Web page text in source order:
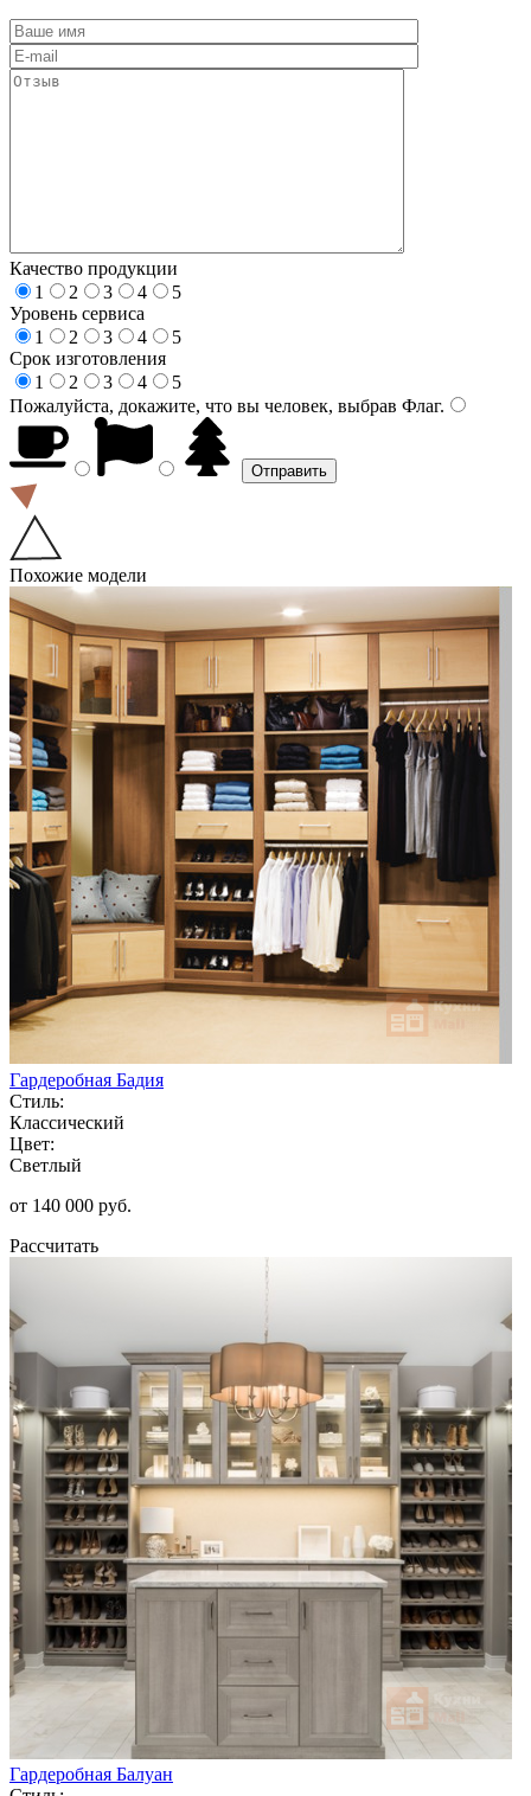
Качество продукции
1
2 3 4
5
Уровень сервиса
1
2 3 4
5
Срок изготовления
1
2 3 4
5
Пожалуйста, докажите, что вы человек, выбрав Флаг.
Похожие модели
Гардеробная Бадия
Стиль:
Классический
Цвет:
Светлый
от 140 000 руб.
Рассчитать
Гардеробная Балуан